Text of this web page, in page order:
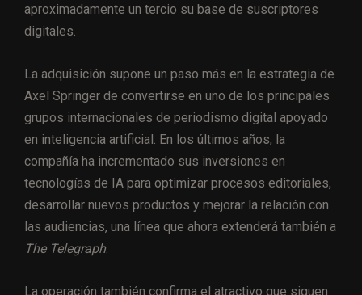
aproximadamente un tercio su base de suscriptores
digitales.
La adquisición supone un paso más en la estrategia de
Axel Springer de convertirse en uno de los principales
grupos internacionales de periodismo digital apoyado
en inteligencia artificial. En los últimos años, la
compañía ha incrementado sus inversiones en
tecnologías de IA para optimizar procesos editoriales,
desarrollar nuevos productos y mejorar la relación con
las audiencias, una línea que ahora extenderá también a
The Telegraph.
La operación también confirma el atractivo que siguen